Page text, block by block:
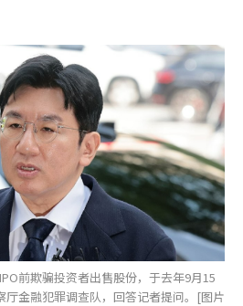
前欺骗投资者出售股份，于去年9月15
厅金融犯罪调查队，回答记者提问。[图片